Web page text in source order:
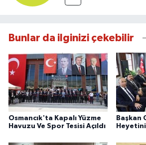
Bunlar da ilginizi çekebilir
Osmancık'ta Kapalı Yüzme
Havuzu Ve Spor Tesisi Açıldı
Başkan
Heyetini